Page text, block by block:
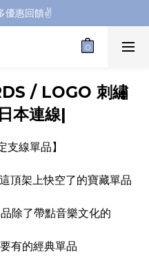
優惠回饋✌️
優惠回饋✌️
放加入中📢
優惠回饋✌️/ LOGO 刺繡
本連線|
線單品】
頂架上快空了的寶藏單品
除了帶點音樂文化的
有的經典單品